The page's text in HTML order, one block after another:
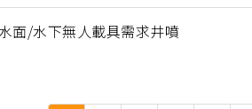
面/水下無人載具需求井噴